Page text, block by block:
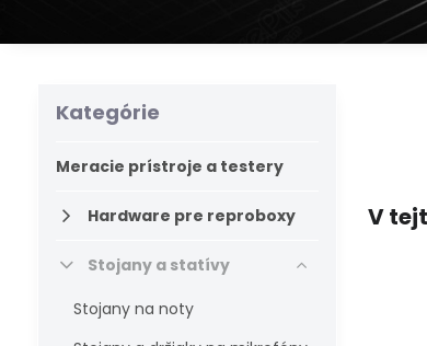
Kategórie
Meracie prístroje a testery
Hardware pre reproboxy
Stojany a statívy
Stojany na noty